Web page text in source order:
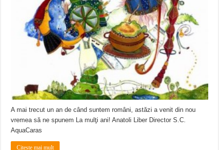
A mai trecut un an de când suntem români, astăzi a venit din nou
vremea să ne spunem La mulţi ani! Anatoli Liber Director S.C.
AquaCaras
Citeste mai mult